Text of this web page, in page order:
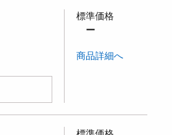
標準価格
ー
商品詳細へ